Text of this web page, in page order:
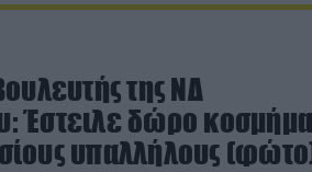
της ΝΔ
Έστειλε δώρο
υπαλλήλους